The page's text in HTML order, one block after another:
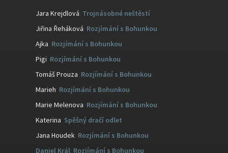
Jara Krejdlová Trojnásobné neštěstí
Jiřina Řeháková Rozjímání s Bohunkou
Ajka Rozjímání s Bohunkou
Pigi Rozjímání s Bohunkou
Tomáš Prouza Rozjímání s Bohunkou
Marieh Rozjímání s Bohunkou
Marie Melenova Rozjímání s Bohunkou
Katerina Spěšný dračí odlet
Jana Houdek Rozjímání s Bohunkou
Daniel Král Rozjímání s Bohunkou